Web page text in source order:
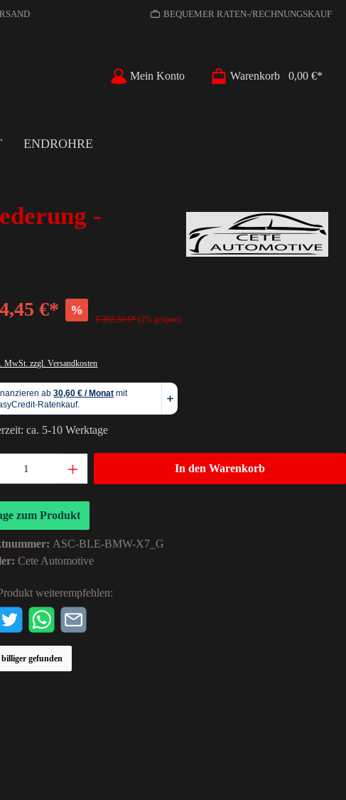
BEQUEMER RATEN-/RECHNUNGSKAUF
Mein Konto Warenkorb 0,00 €*
ENDROHRE
-
€* %
1.392,30 €* (2% gespart)
MwSt. zzgl. Versandkosten
ca. 5-10 Werktage
In den Warenkorb
zum Produkt
ASC-BLE-BMW-X7_G
Cete Automotive
weiterempfehlen:
gefunden